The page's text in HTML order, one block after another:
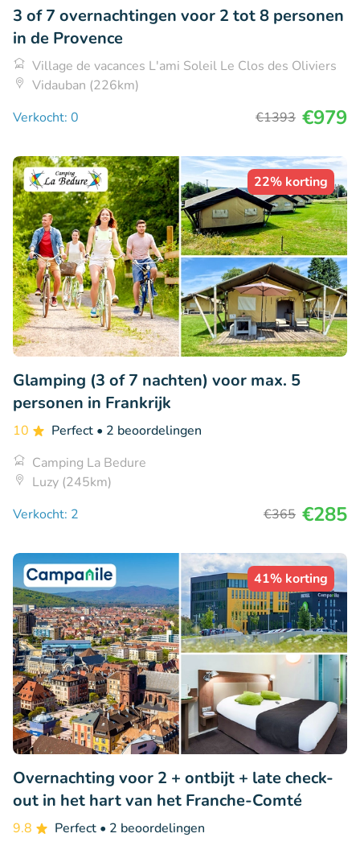
3 of 7 overnachtingen voor 2 tot 8 personen
in de Provence
Village de vacances L'ami Soleil Le Clos des Oliviers
Vidauban (226km)
Verkocht: 0
€1393 €979
22% korting
Glamping (3 of 7 nachten) voor max. 5
personen in Frankrijk
10 Perfect • 2 beoordelingen
Camping La Bedure
Luzy (245km)
Verkocht: 2
€365 €285
41% korting
Overnachting voor 2 + ontbijt + late check-
out in het hart van het Franche-Comté
9.8 Perfect • 2 beoordelingen